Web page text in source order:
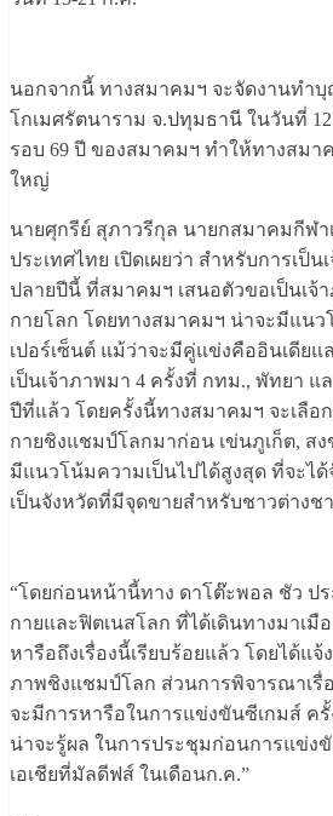
นอกจากนี้ ทางสมาคมฯ จะจัดงานทำ
โกเมศรัตนาราม จ.ปทุมธานี ในวันที่
รอบ 69 ปี ของสมาคมฯ ทำให้ทางสมา
ใหญ่
นายศุกรีย์ สุภาวรีกุล นายกสมาคมกีฬา
ประเทศไทย เปิดเผยว่า สำหรับการเป็
ปลายปีนี้ ที่สมาคมฯ เสนอตัวขอเป็นเจ้
กายโลก โดยทางสมาคมฯ น่าจะมีแนว
เปอร์เซ็นต์ แม้ว่าจะมีคู่แข่งคืออินเดียแ
เป็นเจ้าภาพมา 4 ครั้งที่ กทม., พัทยา แ
ปีที่แล้ว โดยครั้งนี้ทางสมาคมฯ จะเลือ
กายชิงแชมป์โลกมาก่อน เข่นภูเก็ต, ส
มีแนวโน้มความเป็นไปได้สูงสุด ที่จะได้
เป็นจังหวัดที่มีจุดขายสำหรับชาวต่างช
“โดยก่อนหน้านี้ทาง ดาโต๊ะพอล ชัว ป
กายและฟิตเนสโลก ที่ได้เดินทางมาเมื
หารือถึงเรื่องนี้เรียบร้อยแล้ว โดยได้แจ้ง
ภาพชิงแชมป์โลก ส่วนการพิจารณาเรื่
จะมีการหารือในการแข่งขันซีเกมส์ ครั้
น่าจะรู้ผล ในการประชุมก่อนการแข่ง
เอเชียที่มัลดีฟส์ ในเดือนก.ค.”